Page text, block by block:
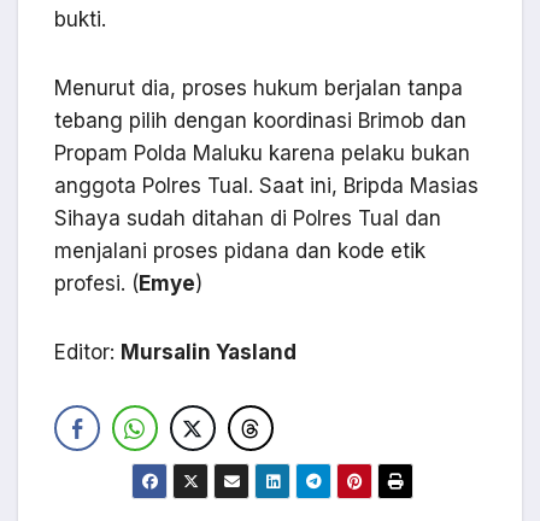
bukti.
Menurut dia, proses hukum berjalan tanpa
tebang pilih dengan koordinasi Brimob dan
Propam Polda Maluku karena pelaku bukan
anggota Polres Tual. Saat ini, Bripda Masias
Sihaya sudah ditahan di Polres Tual dan
menjalani proses pidana dan kode etik
profesi. (Emye)
Editor: Mursalin Yasland